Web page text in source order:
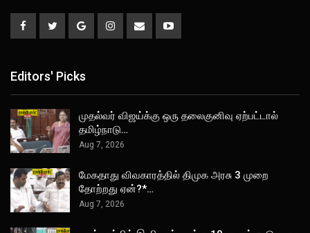
Editors' Picks
முதல்வர் விஜய்க்கு ஒரு தலைகுனிவு ஏற்பட்டால்
தமிழ்நாடு…
Aug 7, 2026
மேகதாது விவகாரத்தில் திமுக அரசு 3 முறை
தோற்றது ஏன்?*…
Aug 7, 2026